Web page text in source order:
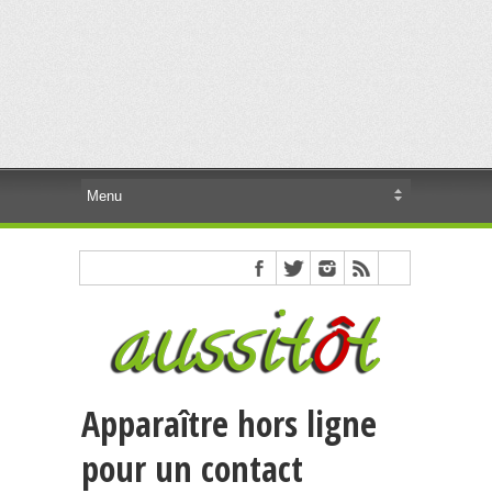
Apparaître hors ligne
pour un contact